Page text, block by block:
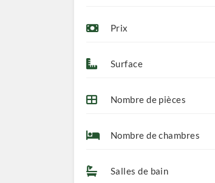
Prix
Surface
Nombre de pièces
Nombre de chambres
Salles de bain